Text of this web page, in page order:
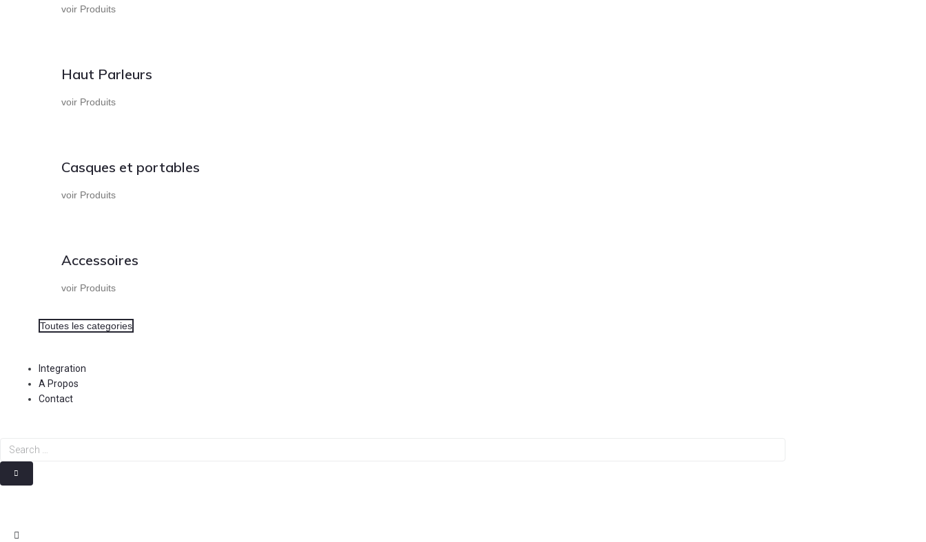
voir Produits
Haut Parleurs
voir Produits
Casques et portables
voir Produits
Accessoires
voir Produits
Toutes les categories
Integration
A Propos
Contact
Search
…